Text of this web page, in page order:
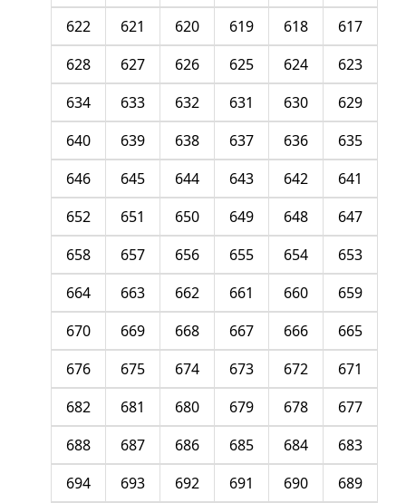
617
618
619
620
621
622
623
624
625
626
627
628
629
630
631
632
633
634
635
636
637
638
639
640
641
642
643
644
645
646
647
648
649
650
651
652
653
654
655
656
657
658
659
660
661
662
663
664
665
666
667
668
669
670
671
672
673
674
675
676
677
678
679
680
681
682
683
684
685
686
687
688
689
690
691
692
693
694